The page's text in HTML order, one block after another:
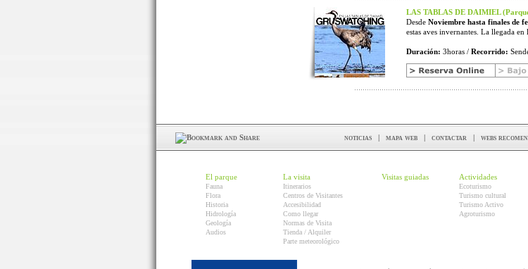
LAS TABLAS DE DAIMIEL
Desde Noviembre hasta finales de
estas aves invernantes. La llegada en
Duración: 3horas / Recorrido:
noticias | mapa web | contactar | webs
El parque
Fauna
Flora
Historia
Hidrología
Geología
Audios
La visita
Itinerarios
Centros de Visitantes
Accesibilidad
Como llegar
Normas de Visita
Tienda / Alquiler
Parte meteorológico
Visitas guiadas Actividades
Ecoturismo
Turismo cultural
Turismo Activo
Agroturismo